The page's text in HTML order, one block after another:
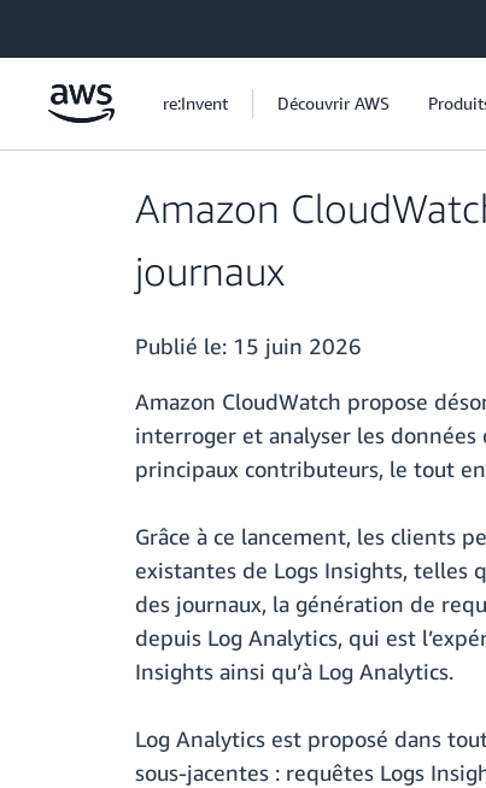
re:Invent Découvrir AWS
Amazon
journaux
Publié le: 15 juin 2026
Amazon CloudWatch propose
interroger et analyser les
principaux contributeurs, le tout
Grâce à ce lancement, les clients
existantes de Logs Insights, telles
des journaux, la génération de
depuis Log Analytics, qui est
Insights ainsi qu’à Log Analytics.
Log Analytics est proposé dans
sous-jacentes : requêtes Logs